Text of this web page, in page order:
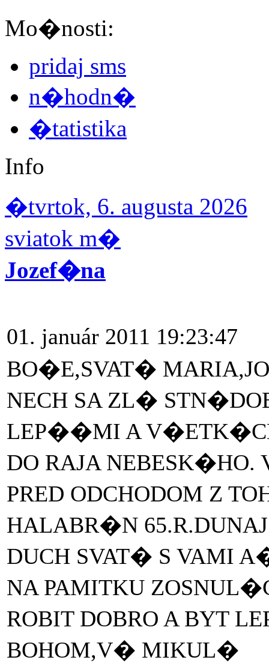
Mo�nosti:
pridaj sms
n�hodn�
�tatistika
Info
�tvrtok, 6. augusta 2026
sviatok m�
Jozef�na
01. január 2011 19:23:47
BO�E,SVAT�
NECH SA ZL�
LEP��MI A
DO RAJA NEBESK�HO.
PRED ODCHODOM Z
HALABR�N
DUCH SVAT� S VAMI
NA PAMITKU
ROBIT DOBRO A BYT
BOHOM,V� MIKUL�